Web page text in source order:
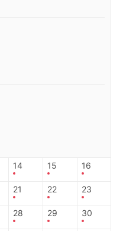
14 15 16
21 22 23
28 29 30